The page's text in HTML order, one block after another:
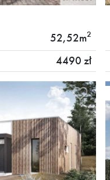
52,52m2
4490 zł